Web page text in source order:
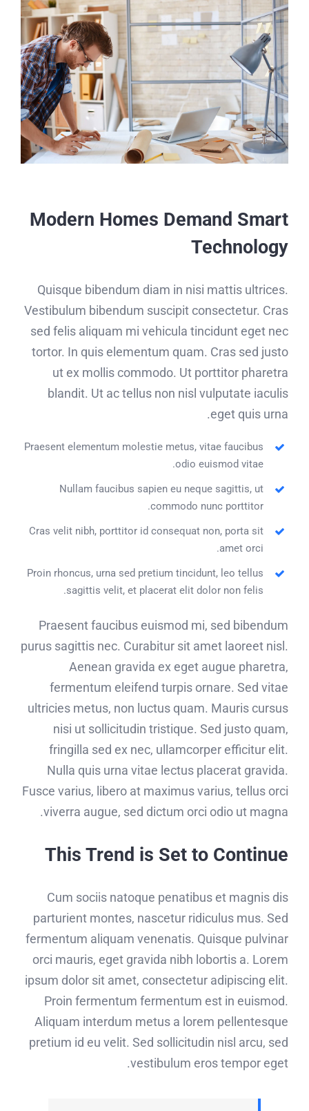
Modern Homes Demand Smart
Technology
Quisque bibendum diam in nisi mattis ultrices.
Vestibulum bibendum suscipit consectetur. Cras
sed felis aliquam mi vehicula tincidunt eget nec
tortor. In quis elementum quam. Cras sed justo
ut ex mollis commodo. Ut porttitor pharetra
blandit. Ut ac tellus non nisl vulputate iaculis
eget quis urna.
Praesent elementum molestie metus, vitae faucibus
odio euismod vitae.
Nullam faucibus sapien eu neque sagittis, ut
commodo nunc porttitor.
Cras velit nibh, porttitor id consequat non, porta sit
amet orci.
Proin rhoncus, urna sed pretium tincidunt, leo tellus
sagittis velit, et placerat elit dolor non felis.
Praesent faucibus euismod mi, sed bibendum
purus sagittis nec. Curabitur sit amet laoreet nisl.
Aenean gravida ex eget augue pharetra,
fermentum eleifend turpis ornare. Sed vitae
ultricies metus, non luctus quam. Mauris cursus
nisi ut sollicitudin tristique. Sed justo quam,
fringilla sed ex nec, ullamcorper efficitur elit.
Nulla quis urna vitae lectus placerat gravida.
Fusce varius, libero at maximus varius, tellus orci
viverra augue, sed dictum orci odio ut magna.
This Trend is Set to Continue
Cum sociis natoque penatibus et magnis dis
parturient montes, nascetur ridiculus mus. Sed
fermentum aliquam venenatis. Quisque pulvinar
orci mauris, eget gravida nibh lobortis a. Lorem
ipsum dolor sit amet, consectetur adipiscing elit.
Proin fermentum fermentum est in euismod.
Aliquam interdum metus a lorem pellentesque
pretium id eu velit. Sed sollicitudin nisl arcu, sed
vestibulum eros tempor eget.